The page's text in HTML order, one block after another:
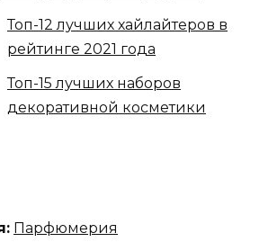
Топ-12 лучших хайлайтеров в
рейтинге 2021 года
Топ-15 лучших наборов
декоративной косметики
Парфюмерия